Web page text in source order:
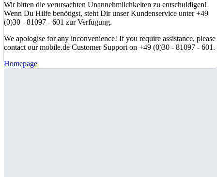
Wir bitten die verursachten Unannehmlichkeiten zu entschuldigen!
Wenn Du Hilfe benötigst, steht Dir unser Kundenservice unter +49
(0)30 - 81097 - 601 zur Verfügung.
We apologise for any inconvenience! If you require assistance, please
contact our mobile.de Customer Support on +49 (0)30 - 81097 - 601.
Homepage